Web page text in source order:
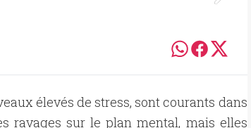
élevés de stress, sont courants dans
ravages sur le plan mental, mais elles